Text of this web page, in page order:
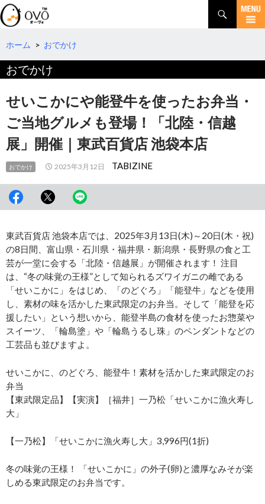
検
索
コ
テ
ツ
へ
ホーム > おでかけ
おでかけ
せいこかにや能登牛を使ったお弁当・
ご当地グルメも登場！「北陸・信越
展」開催｜東武百貨店 池袋本店
おでかけ 2025年3月12日 TABIZINE
東武百貨店 池袋本店では、2025年3月13日(木)～20日(木・祝)
の8日間、富山県・石川県・福井県・新潟県・長野県の食と工
芸が一堂に会する「北陸・信越展」が開催されます！ 注目
は、“冬の味覚の王様”として知られるズワイガニの雌である
「せいこかに」をはじめ、「のどぐろ」「能登牛」などを使用
し、素材の味を活かした東武限定のお弁当。そして「能登を応
援したい」という想いから、能登半島の食材を使ったお惣菜や
スイーツ、「輪島塗」や「輪島うるし珠」のペンダントなどの
工芸品も並びますよ。
せいこかに、のどぐろ、能登牛！素材を活かした東武限定のお
弁当
【東武限定品】【実演】［福井］一乃松「せいこかに漁火寿し
大」
【一乃松】「せいこかに漁火寿し大」3,996円(1折)
冬の味覚の王様！ 「せいこかに」の外子(卵)と濃厚なみそが楽
しめる東武限定のお弁当です。